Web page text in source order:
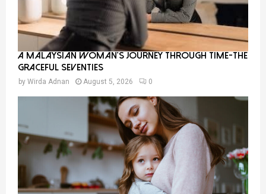
A Malaysian Woman’s Journey Through Time-THE
GRACEFUL SEVENTIES
by Wirda Adnan August 5, 2026 0